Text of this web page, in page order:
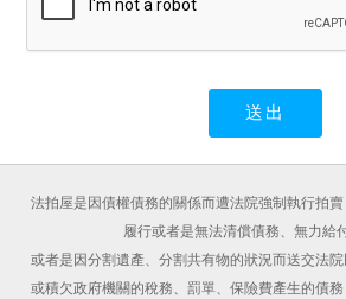
法拍屋是因債權債務的關係而遭法院強制執行拍
履行或者是無法清償債務、無力給
或者是因分割遺產、分割共有物的狀況而送交法
或積欠政府機關的稅務、罰單、保險費產生的債